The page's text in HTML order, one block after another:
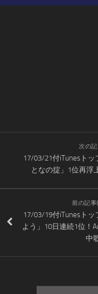
次の記
17/03/21付iTunesトッ
となの掟」1位再浮
前の記事
17/03/19付iTunesト
よう」10日連続1位！
中